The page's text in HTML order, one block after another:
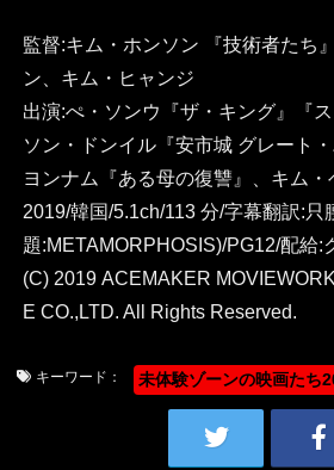
監督:キム・ホンソン 『技術者たち
ン、キム・ヒャンジ
出演:ぺ・ソンウ『ザ・キング』『ス
ソン・ドンイル『安市城 グレート
ヨンナム『ある母の復讐』、キム・
2019/韓国/5.1ch/113 分/字幕翻訳:只
題:METAMORPHOSIS)/PG12/配給:
(C) 2019 ACEMAKER
E CO.,LTD. All Rights Reserved.
キーワード： 未体験ゾーンの映画たち